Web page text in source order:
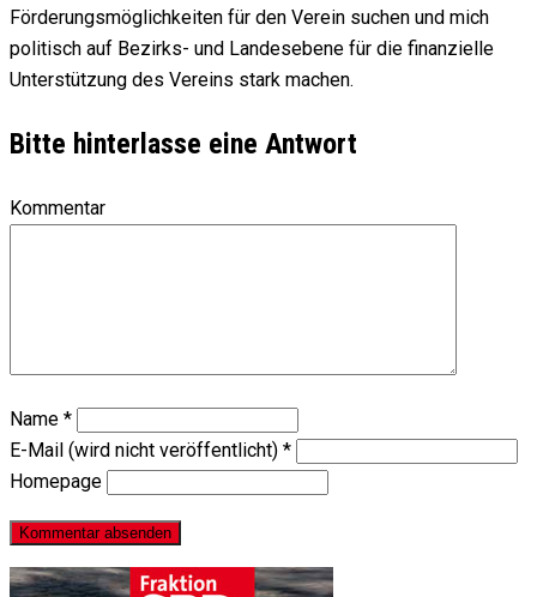
Förderungsmöglichkeiten für den Verein suchen und mich
politisch auf Bezirks- und Landesebene für die finanzielle
Unterstützung des Vereins stark machen.
Bitte hinterlasse eine Antwort
Kommentar
Name *
E-Mail (wird nicht veröffentlicht) *
Homepage